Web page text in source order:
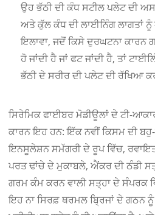
ਉਹ ਭੱਠੀ ਦੀ ਕੰਧ ਸਟੀਲ ਪਲੇਟ ਦੀ
ਅਤੇ ਕੁੱਲ ਕੰਧ ਦੀ ਲਾਈਨਿੰਗ ਲਾਗਤਾਂ
ਇਲਾਵਾ, ਜਦੋਂ ਕਿਸੇ ਦੁਰਘਟਨਾ ਕਾਰਨ
ਹੋ ਜਾਂਦੀ ਹੈ ਜਾਂ ਫਟ ਜਾਂਦੀ ਹੈ, ਤਾਂ
ਭੱਠੀ ਦੇ ਸਰੀਰ ਦੀ ਪਲੇਟ ਦੀ ਰੱਖਿਆ
ਸਿਰੇਮਿਕ ਫਾਈਬਰ ਮੋਡੀਊਲਾਂ ਦੇ ਟੀ-
ਕਾਰਨ ਇਹ ਹਨ: ਇੱਕ ਨਵੀਂ ਕਿਸਮ ਦੀ
ਇਨਸੂਲੇਸ਼ਨ ਸਮੱਗਰੀ ਦੇ ਰੂਪ ਵਿੱਚ,
ਪਰਤ ਢਾਂਚੇ ਦੇ ਮੁਕਾਬਲੇ, ਐਂਕਰ ਦੀ ਠੰਡੀ
ਗਰਮ ਕੰਮ ਕਰਨ ਵਾਲੀ ਸਤ੍ਹਾ ਦੇ
ਇਹ ਨਾ ਸਿਰਫ਼ ਥਰਮਲ ਬ੍ਰਿਜਾਂ ਦੇ ਗਠਨ